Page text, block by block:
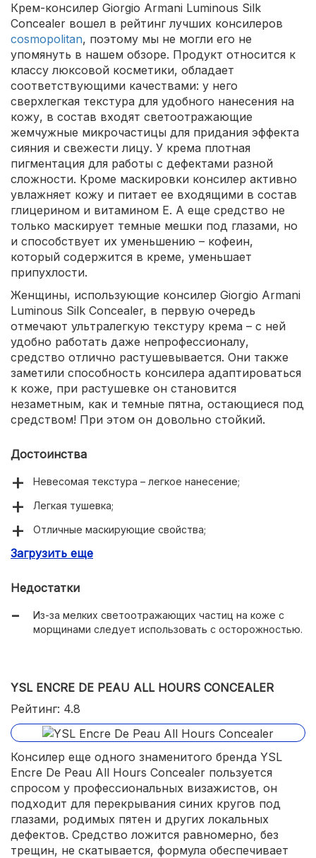
Крем-консилер Giorgio Armani Luminous Silk
Concealer вошел в рейтинг лучших консилеров
cosmopolitan, поэтому мы не могли его не
упомянуть в нашем обзоре. Продукт относится к
классу люксовой косметики, обладает
соответствующими качествами: у него
сверхлегкая текстура для удобного нанесения на
кожу, в состав входят светоотражающие
жемчужные микрочастицы для придания эффекта
сияния и свежести лицу. У крема плотная
пигментация для работы с дефектами разной
сложности. Кроме маскировки консилер активно
увлажняет кожу и питает ее входящими в состав
глицерином и витамином Е. А еще средство не
только маскирует темные мешки под глазами, но
и способствует их уменьшению – кофеин,
который содержится в креме, уменьшает
припухлости.
Женщины, использующие консилер Giorgio Armani
Luminous Silk Concealer, в первую очередь
отмечают ультралегкую текстуру крема – с ней
удобно работать даже непрофессионалу,
средство отлично растушевывается. Они также
заметили способность консилера адаптироваться
к коже, при растушевке он становится
незаметным, как и темные пятна, остающиеся под
средством! При этом он довольно стойкий.
Достоинства
Невесомая текстура – легкое нанесение;
Легкая тушевка;
Отличные маскирующие свойства;
Стойкий состав;
Загрузить еще
Недостатки
Из-за мелких светоотражающих частиц на коже с
морщинами следует использовать с осторожностью.
YSL ENCRE DE PEAU ALL HOURS CONCEALER
Рейтинг: 4.8
Консилер еще одного знаменитого бренда YSL
Encre De Peau All Hours Concealer пользуется
спросом у профессиональных визажистов, он
подходит для перекрывания синих кругов под
глазами, родимых пятен и других локальных
дефектов. Средство ложится равномерно, без
трещин, не скатывается, формула обеспечивает